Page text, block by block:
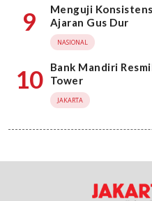
9
Menguji
Ajaran Gus Dur
NASIONAL
10
Bank Mandiri
Tower
JAKARTA